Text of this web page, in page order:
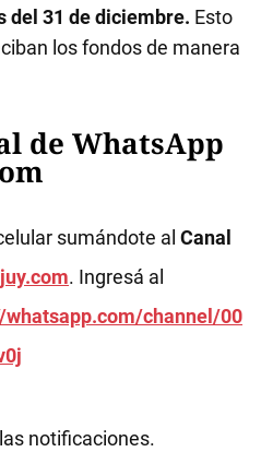
del 31 de diciembre. Esto
los fondos de manera
de WhatsApp
sumándote al Canal
. Ingresá al
whatsapp.com/channel/00
notificaciones.